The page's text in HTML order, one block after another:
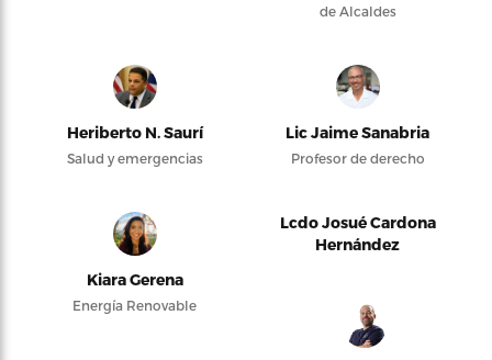
de Alcaldes
Heriberto N. Saurí
Salud y emergencias
Lic Jaime Sanabria
Profesor de derecho
Kiara Gerena
Energía Renovable
Lcdo Josué Cardona
Hernández